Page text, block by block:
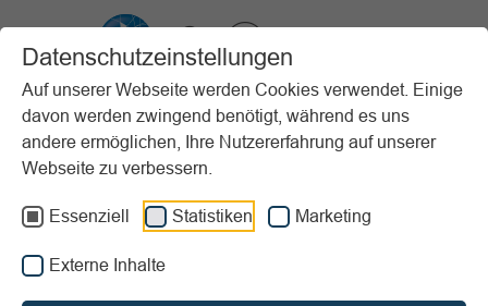
Datenschutzeinstellungen
Auf unserer Webseite werden Cookies verwendet. Einige
davon werden zwingend benötigt, während es uns
andere ermöglichen, Ihre Nutzererfahrung auf unserer
Webseite zu verbessern.
Essenziell Statistiken Marketing
Externe Inhalte
Startseite Sportpraxis
Stundenbeispiele (PfP)
Kinder und Jugendliche
„Kuckuck, da bin ich wieder!“
Vorlesen
Informationen zum Readspeaker öffnen
Alter:Ab 1 Jahr